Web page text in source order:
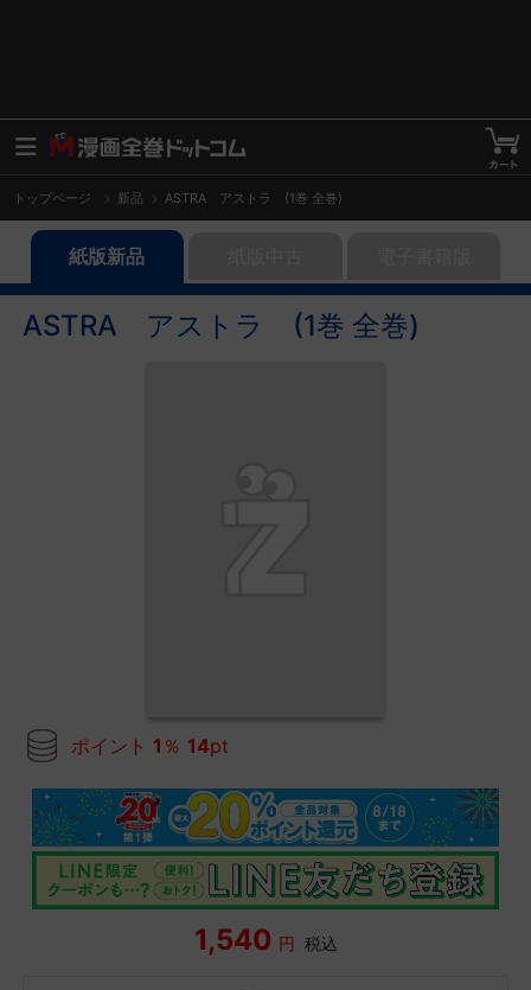
トップページ 新品 ASTRA アストラ (1巻 全巻)
紙版新品
ASTRA アストラ (1巻 全巻)
ポイント 1 ％ 14pt
1,540 円 税込